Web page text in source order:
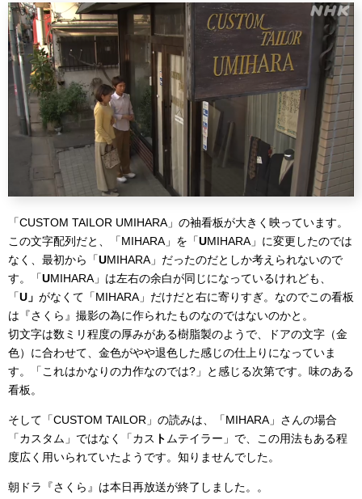
「CUSTOM TAILOR UMIHARA」の袖看板が大きく映っています。
この文字配列だと、「MIHARA」を「UMIHARA」に変更したのでは
なく、最初から「UMIHARA」だったのだとしか考えられないので
す。「UMIHARA」は左右の余白が同じになっているけれども、
「U」 がなくて「MIHARA」だけだと右に寄りすぎ。なのでこの看板
は『さくら』撮影の為に作られたものなのではないのかと。
切文字は数ミリ程度の厚みがある樹脂製のようで、ドアの文字（金
色）に合わせて、金色がやや退色した感じの仕上りになっていま
す。「これはかなりの力作なのでは?」と感じる次第です。味のある
看板。
そして「CUSTOM TAILOR」の読みは、「MIHARA」さんの場合
「カスタム」ではなく「カス トムテイラー」で、この用法もある程
度広く用いられていたようです。知りませんでした。
朝ドラ『さくら』は本日再放送が終了しました。。